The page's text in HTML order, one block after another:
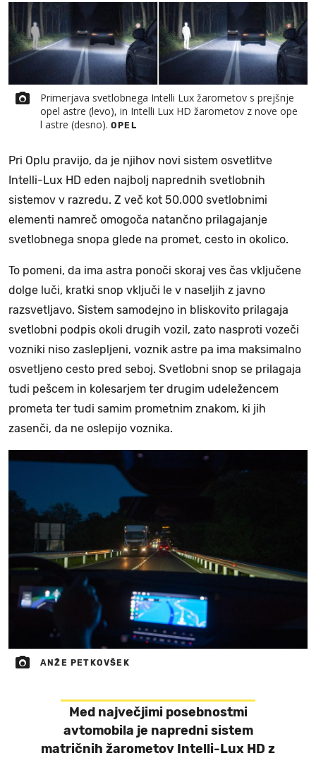
Primerjava svetlobnega Intelli Lux žarometov s prejšnje
opel astre (levo), in Intelli Lux HD žarometov z nove ope
l astre (desno). OPEL
Pri Oplu pravijo, da je njihov novi sistem osvetlitve
Intelli-Lux HD eden najbolj naprednih svetlobnih
sistemov v razredu. Z več kot 50.000 svetlobnimi
elementi namreč omogoča natančno prilagajanje
svetlobnega snopa glede na promet, cesto in okolico.
To pomeni, da ima astra ponoči skoraj ves čas vključene
dolge luči, kratki snop vključi le v naseljih z javno
razsvetljavo. Sistem samodejno in bliskovito prilagaja
svetlobni podpis okoli drugih vozil, zato nasproti vozeči
vozniki niso zaslepljeni, voznik astre pa ima maksimalno
osvetljeno cesto pred seboj. Svetlobni snop se prilagaja
tudi pešcem in kolesarjem ter drugim udeležencem
prometa ter tudi samim prometnim znakom, ki jih
zasenči, da ne oslepijo voznika.
ANŽE PETKOVŠEK
Med največjimi posebnostmi
avtomobila je napredni sistem
matričnih žarometov Intelli-Lux HD z